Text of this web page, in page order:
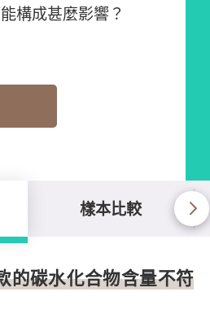
構成甚麼影響？
樣本比較
的碳水化合物含量不符